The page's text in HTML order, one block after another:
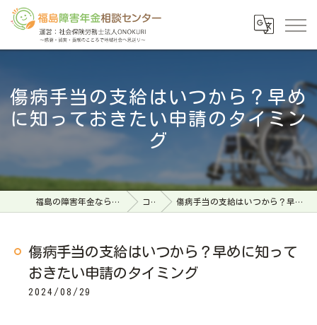
傷病手当の支給はいつから？早め
に知っておきたい申請のタイミン
グ
福島の障害年金なら福島障害年金相談センター コラム 傷病手当の支給はいつから？早めに知っておきたい申請のタイミング
傷病手当の支給はいつから？早めに知って
おきたい申請のタイミング
2024/08/29